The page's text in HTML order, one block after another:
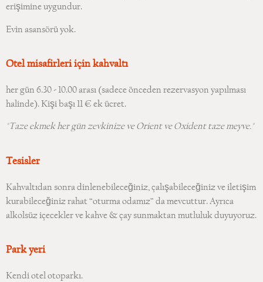
erişimine uygundur.
Evin asansörü yok.
Otel misafirleri için kahvaltı
her gün 6.30 - 10.00 arası (sadece önceden rezervasyon yapılması
halinde). Kişi başı 11 € ek ücret.
"Taze ekmek her gün zevkinize ve Orient ve Oxident taze meyve."
Tesisler
Kahvaltıdan sonra dinlenebileceğiniz, çalışabileceğiniz ve iletişim
kurabileceğiniz rahat “oturma odamız” da mevcuttur. Ayrıca
alkolsüz içecekler ve kahve & çay sunmaktan mutluluk duyuyoruz.
Park yeri
Kendi otel otoparkı.